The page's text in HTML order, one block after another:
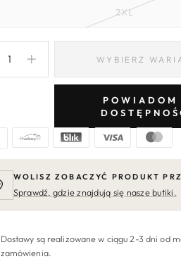
2XL
WYBIERZ
POWIADOM
WOLISZ ZOBACZYĆ PRODUKT
Sprawdź, gdzie znajdują się nasze butiki.
Dostawy są realizowane w ciągu 2-3 dni od
zamówienia.